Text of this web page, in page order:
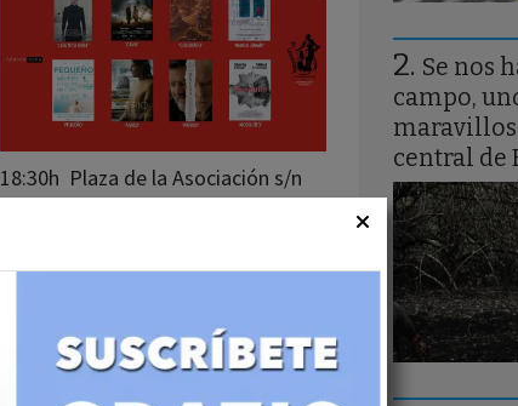
18:30h Plaza de la Asociación s/n
Cultura - Libros
Se nos
campo,
central de